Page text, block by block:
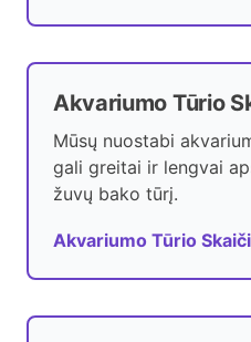
Akvariumo Tūrio
Mūsų nuostabi
gali greitai ir lengvai
žuvų bako tūrį.
Akvariumo Tūrio